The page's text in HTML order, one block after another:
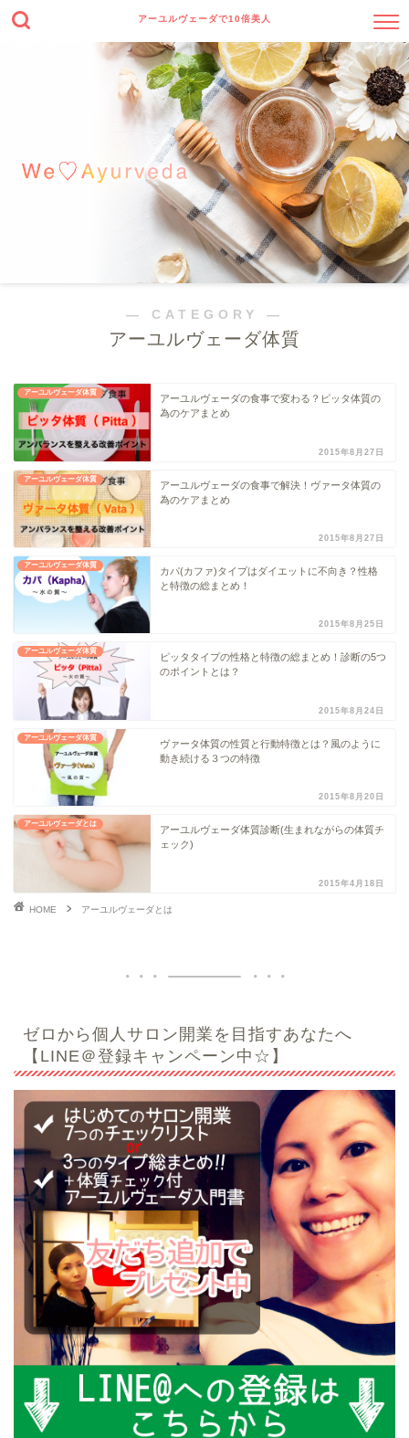
アーユルヴェーダで10倍美人
― CATEGORY ―
アーユルヴェーダ体質
アーユルヴェーダ体質
アーユルヴェーダの食事で変わる？ピッタ体質の
為のケアまとめ
2015年8月27日
アーユルヴェーダ体質
アーユルヴェーダの食事で解決！ヴァータ体質の
為のケアまとめ
2015年8月27日
アーユルヴェーダ体質
カパ(カファ)タイプはダイエットに不向き？性格
と特徴の総まとめ！
2015年8月25日
アーユルヴェーダ体質
ピッタタイプの性格と特徴の総まとめ！診断の5つ
のポイントとは？
2015年8月24日
アーユルヴェーダ体質
ヴァータ体質の性質と行動特徴とは？風のように
動き続ける３つの特徴
2015年8月20日
アーユルヴェーダとは
アーユルヴェーダ体質診断(生まれながらの体質チ
ェック)
2015年4月18日
HOME アーユルヴェーダとは
ゼロから個人サロン開業を目指すあなたへ
【LINE＠登録キャンペーン中☆】